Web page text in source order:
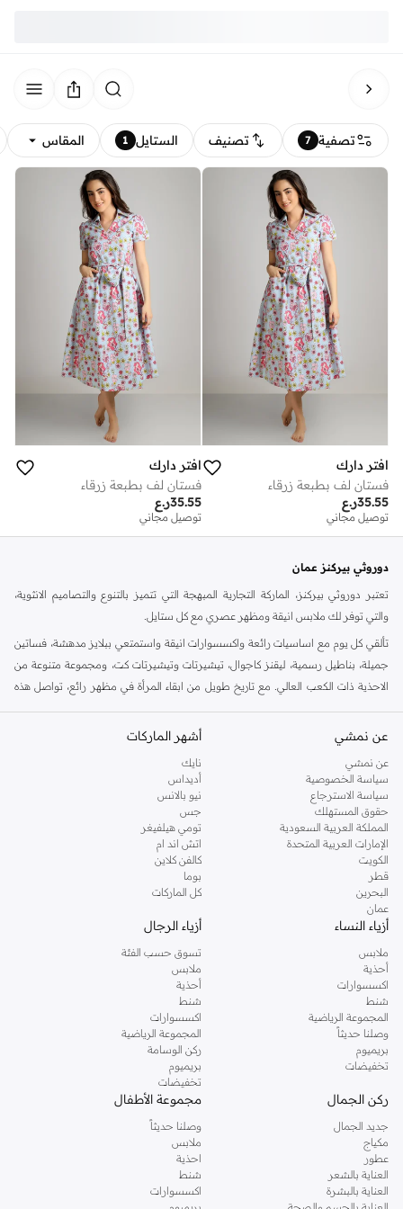
تصفية 7 تصنيف الستايل 1 المقاس
افتر دارك
فستان لف بطبعة زرقاء
ر.ع35.55
توصيل مجاني
افتر دارك
فستان لف بطبعة زرقاء
ر.ع35.55
توصيل مجاني
دوروثي بيركنز عمان
تعتبر دوروثي بيركنز، الماركة التجارية المبهجة التي تتميز بالتنوع والتصاميم الانثوية،
والتي توفر لك ملابس انيقة ومظهر عصري مع كل ستايل.
تألقي كل يوم مع اساسيات رائعة واكسسوارات انيقة واستمتعي ببلايز مدهشة، فساتين
جميلة، بناطيل رسمية، ليقنز كاجوال، تيشيرتات وتيشيرتات كت، ومجموعة متنوعة من
الاحذية ذات الكعب العالي. مع تاريخ طويل من ابقاء المرأة في مظهر رائع، تواصل هذه
كنت تقومين بتجديد خزانة ملابسك الملائمة للعمل، البحث عن فستان مثالي للحفلات او
اليه.
تسوقي دوروثي بيركنز اون لاين مسقط
تسوقي دوروثي بيركنز اون لاين من نمشي واستمتعي باكثر من الف ستايل من مجموعة
دوروثي بيركنز الشهيرة. تصفحي المجموعة كاملة في متجر دوروثي بيركنز اون لاين او
استخدمي القائمة لتحديد تجربة تسوق دوروثي بيركنز اون لاين. خدمة التوصيل السريعة
والدعم الاستثنائي يضمن لك تجربة تسوق ممتعة دائما مع نمشي.
عن نمشي
عن نمشي
سياسة الخصوصية
سياسة الاسترجاع
حقوق المستهلك
المملكة العربية السعودية
الإمارات العربية المتحدة
الكويت
قطر
البحرين
عمان
أشهر الماركات
نايك
أديداس
نيو بالانس
جس
تومي هيلفيغر
اتش اند ام
كالفن كلاين
بوما
كل الماركات
أزياء النساء
ملابس
أحذية
اكسسوارات
شنط
المجموعة الرياضية
وصلنا حديثاً
بريميوم
تخفيضات
أزياء الرجال
تسوق حسب الفئة
ملابس
أحذية
شنط
اكسسوارات
المجموعة الرياضية
ركن الوسامة
بريميوم
تخفيضات
ركن الجمال
جديد الجمال
مكياج
عطور
العناية بالشعر
العناية بالبشرة
مجموعة الأطفال
وصلنا حديثاً
ملابس
احذية
شنط
اكسسوارات